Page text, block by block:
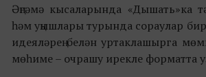
Әңгәмә кысаларында «Дышать»ка
һәм уңышлары турында сораулар
идеяләрең белән уртаклашырга
мөһиме – очрашу ирекле форматта